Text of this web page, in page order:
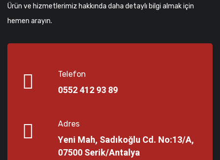
Ürün ve hizmetlerimiz hakkında daha detaylı bilgi almak için
hemen arayın.
Telefon
0552 412 93 89
Adres
Yeni Mah, Sadıkoğlu Cd. No:13/A,
07500 Serik/Antalya